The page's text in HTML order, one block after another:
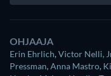
OHJAAJA
Erin Ehrlich,Victor Nelli,
Pressman,Anna Mastro,